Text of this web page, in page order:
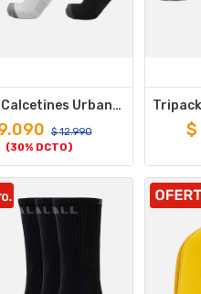
Tripack Calcetines Urbanos Largos Negros Gris Blanco 39-44
$12.990
(30% DCTO)
$